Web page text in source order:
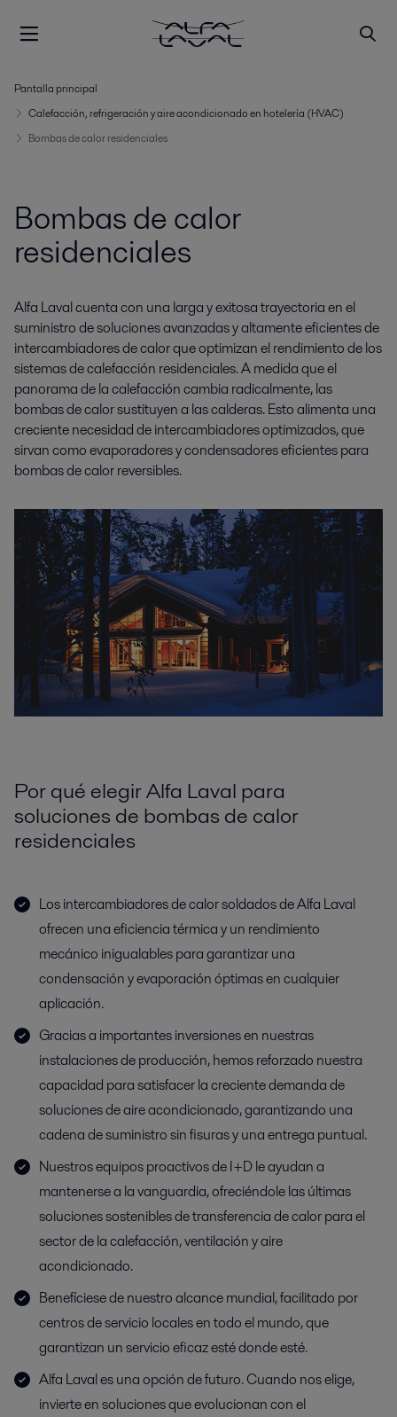
Pantalla principal
Calefacción, refrigeración y aire acondicionado en hotelería (HVAC)
Bombas de calor residenciales
Bombas de calor
residenciales
Alfa Laval cuenta con una larga y exitosa trayectoria en el
suministro de soluciones avanzadas y altamente eficientes de
intercambiadores de calor que optimizan el rendimiento de los
sistemas de calefacción residenciales. A medida que el
panorama de la calefacción cambia radicalmente, las
bombas de calor sustituyen a las calderas. Esto alimenta una
creciente necesidad de intercambiadores optimizados, que
sirvan como evaporadores y condensadores eficientes para
bombas de calor reversibles.
Por qué elegir Alfa Laval para
soluciones de bombas de calor
residenciales
Los intercambiadores de calor soldados de Alfa Laval
ofrecen una eficiencia térmica y un rendimiento
mecánico inigualables para garantizar una
condensación y evaporación óptimas en cualquier
aplicación.
Gracias a importantes inversiones en nuestras
instalaciones de producción, hemos reforzado nuestra
capacidad para satisfacer la creciente demanda de
soluciones de aire acondicionado, garantizando una
cadena de suministro sin fisuras y una entrega puntual.
Nuestros equipos proactivos de I+D le ayudan a
mantenerse a la vanguardia, ofreciéndole las últimas
soluciones sostenibles de transferencia de calor para el
sector de la calefacción, ventilación y aire
acondicionado.
Benefíciese de nuestro alcance mundial, facilitado por
centros de servicio locales en todo el mundo, que
garantizan un servicio eficaz esté donde esté.
Alfa Laval es una opción de futuro. Cuando nos elige,
invierte en soluciones que evolucionan con el